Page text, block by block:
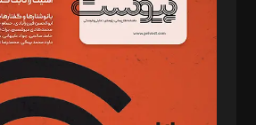
د‌بیر خدمت و تجارت: ابوالفضل رجبی
د‌بیر حقوق فناوری: حسام‌الدین ایپکچی
د‌بیر پیوست جهان: مینا پاکدل
د‌بیر تحریریه آنلاین: بابک نقاش
تحریریه‌: مجتبی محمود‌ی، آرش برهمند، یسنا